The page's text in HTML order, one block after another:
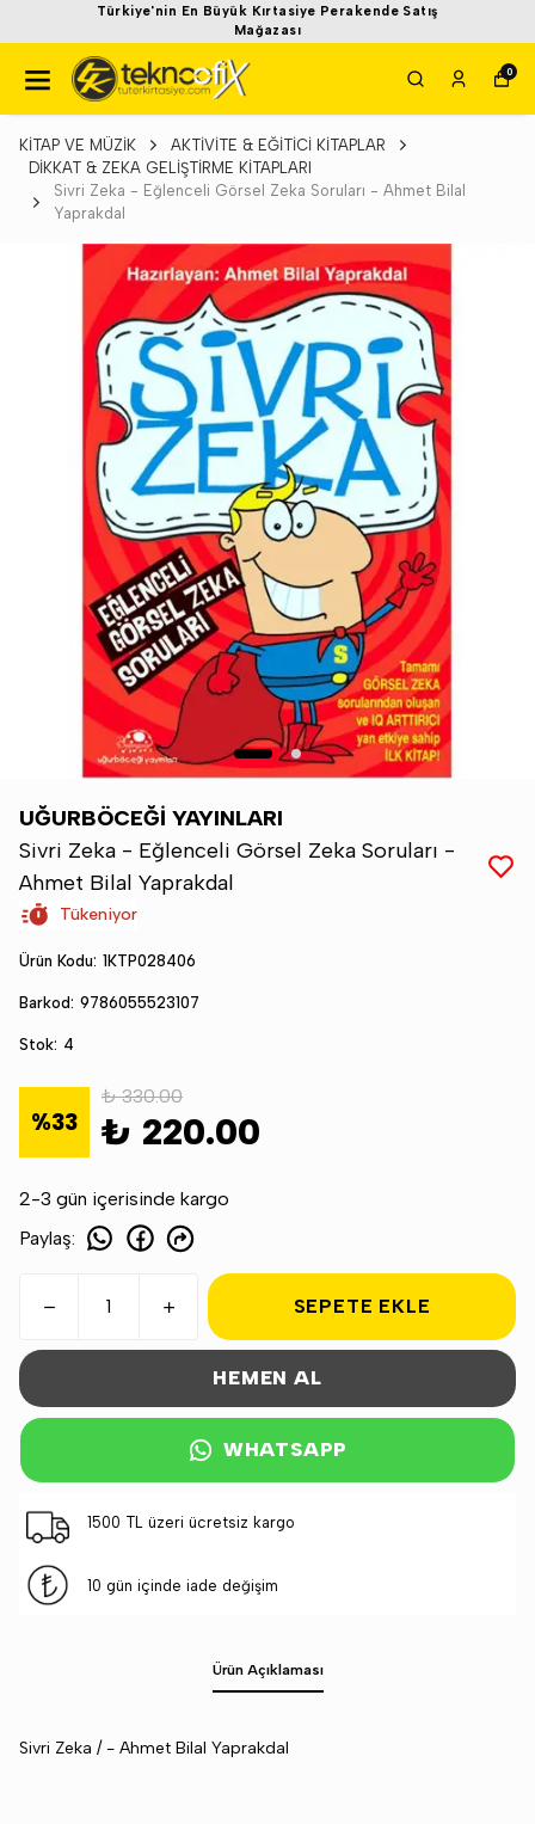
Türkiye'nin En Büyük Kırtasiye Perakende Satış
Mağazası
0
KİTAP VE MÜZİK
AKTİVİTE & EĞİTİCİ KİTAPLAR
DİKKAT & ZEKA GELİŞTİRME KİTAPLARI
Sivri Zeka - Eğlenceli Görsel Zeka Soruları - Ahmet Bilal
Yaprakdal
UĞURBÖCEĞİ YAYINLARI
Sivri Zeka - Eğlenceli Görsel Zeka Soruları -
Ahmet Bilal Yaprakdal
Tükeniyor
Ürün Kodu: 1KTP028406
Barkod: 9786055523107
Stok: 4
%33
₺ 330.00
₺ 220.00
2-3 gün içerisinde kargo
Paylaş:
SEPETE EKLE
HEMEN AL
WHATSAPP
1500 TL üzeri ücretsiz kargo
10 gün içinde iade değişim
Ürün Açıklaması
Sivri Zeka / - Ahmet Bilal Yaprakdal